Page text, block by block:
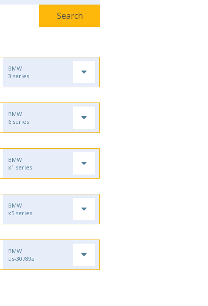
BMW
3 series
BMW
6 series
BMW
x1 series
BMW
x5 series
BMW
us-30789a